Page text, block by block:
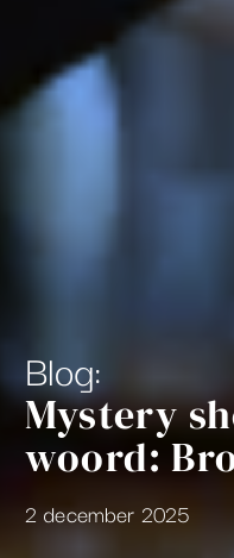
Blog:
Mystery
woord:
2 december 2025